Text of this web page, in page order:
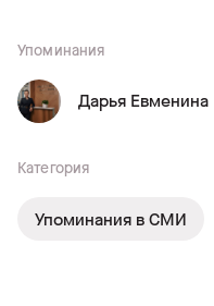
Упоминания
Дарья Евменина
Категория
Упоминания в СМИ